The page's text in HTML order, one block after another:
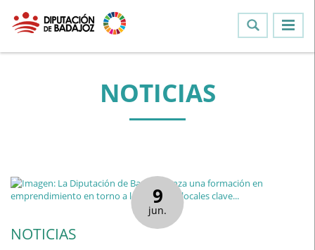
NOTICIAS
9
jun.
NOTICIAS